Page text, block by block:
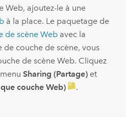
Web, ajoutez-le à une
à la place. Le paquetage de
de scène Webavec la
couche de scène, vous
de scène Web. Cliquez
Sharing (Partage)et
couche Web) .